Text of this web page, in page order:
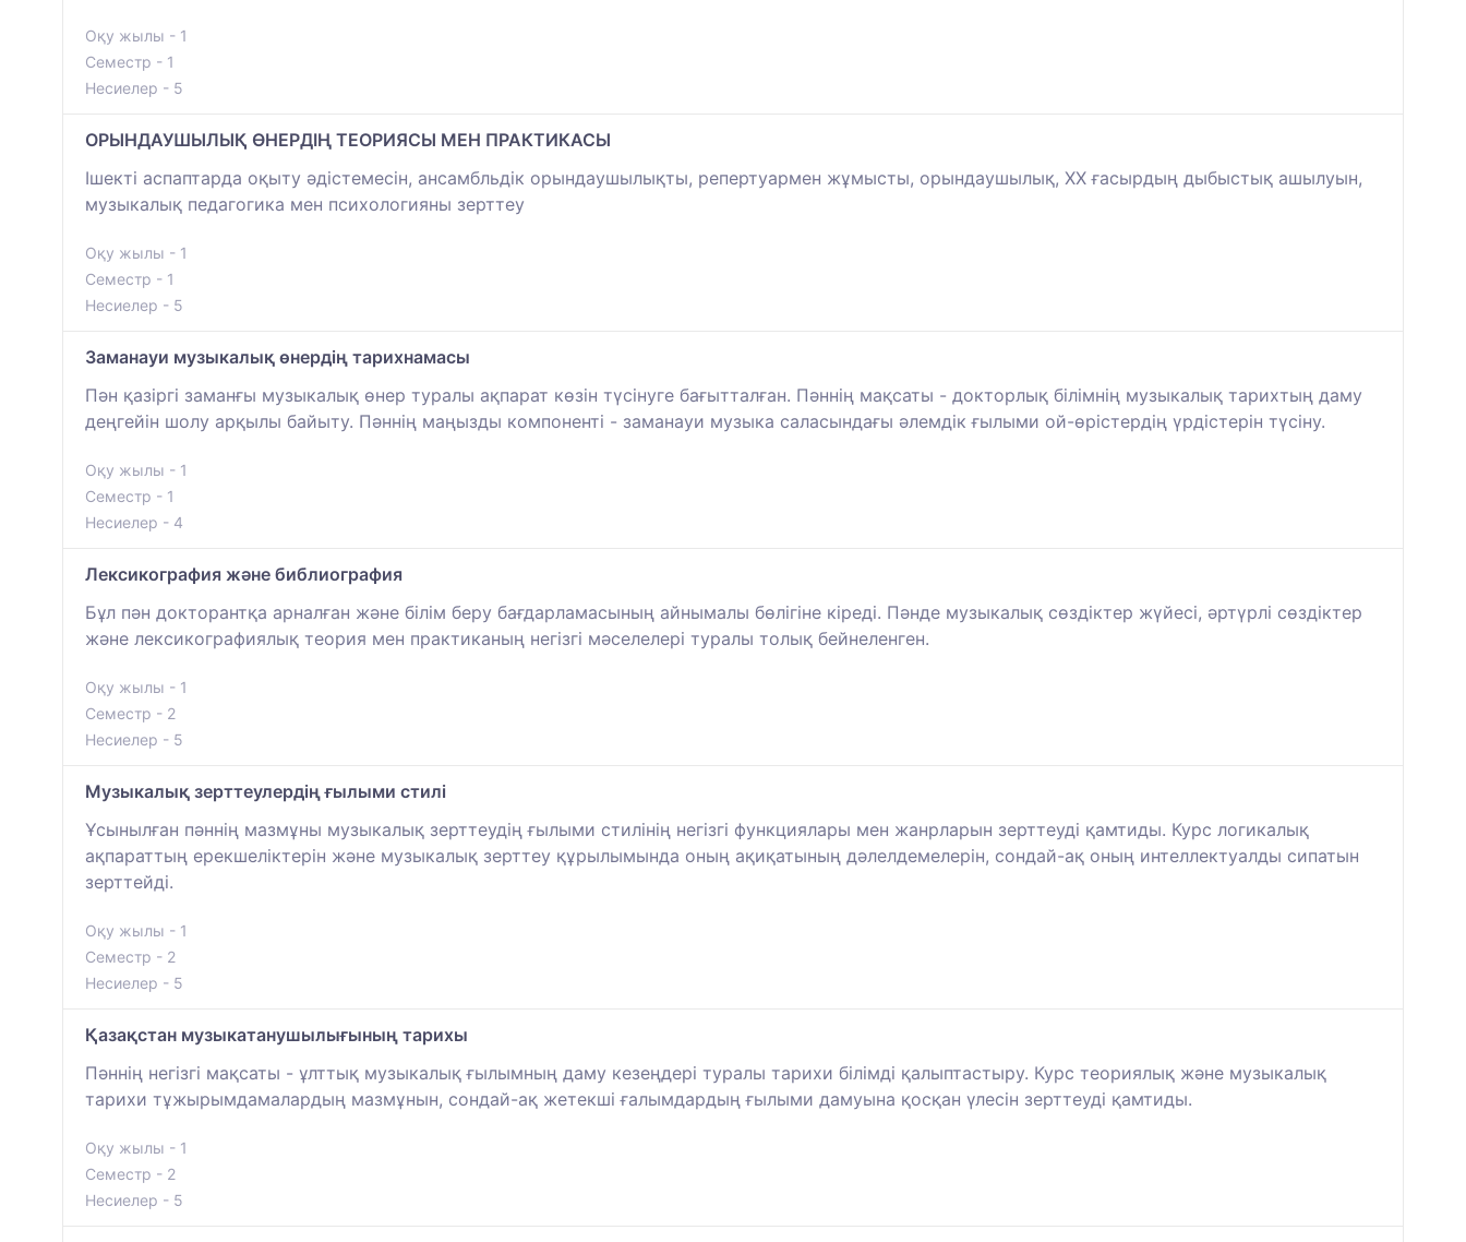
Оқу жылы - 1
Семестр - 1
Несиелер - 5
ОРЫНДАУШЫЛЫҚ ӨНЕРДІҢ ТЕОРИЯСЫ МЕН ПРАКТИКАСЫ
Ішекті аспаптарда оқыту әдістемесін, ансамбльдік орындаушылықты, репертуармен жұмысты, орындаушылық, XX ғасырдың дыбыстық ашылуын,
музыкалық педагогика мен психологияны зерттеу
Оқу жылы - 1
Семестр - 1
Несиелер - 5
Заманауи музыкалық өнердің тарихнамасы
Пән қазіргі заманғы музыкалық өнер туралы ақпарат көзін түсінуге бағытталған. Пәннің мақсаты - докторлық білімнің музыкалық тарихтың даму
деңгейін шолу арқылы байыту. Пәннің маңызды компоненті - заманауи музыка саласындағы әлемдік ғылыми ой-өрістердің үрдістерін түсіну.
Оқу жылы - 1
Семестр - 1
Несиелер - 4
Лексикография және библиография
Бұл пән докторантқа арналған және білім беру бағдарламасының айнымалы бөлігіне кіреді. Пәнде музыкалық сөздіктер жүйесі, әртүрлі сөздіктер
және лексикографиялық теория мен практиканың негізгі мәселелері туралы толық бейнеленген.
Оқу жылы - 1
Семестр - 2
Несиелер - 5
Музыкалық зерттеулердің ғылыми стилі
Ұсынылған пәннің мазмұны музыкалық зерттеудің ғылыми стилінің негізгі функциялары мен жанрларын зерттеуді қамтиды. Курс логикалық
ақпараттың ерекшеліктерін және музыкалық зерттеу құрылымында оның ақиқатының дәлелдемелерін, сондай-ақ оның интеллектуалды сипатын
зерттейді.
Оқу жылы - 1
Семестр - 2
Несиелер - 5
Қазақстан музыкатанушылығының тарихы
Пәннің негізгі мақсаты - ұлттық музыкалық ғылымның даму кезеңдері туралы тарихи білімді қалыптастыру. Курс теориялық және музыкалық
тарихи тұжырымдамалардың мазмұнын, сондай-ақ жетекші ғалымдардың ғылыми дамуына қосқан үлесін зерттеуді қамтиды.
Оқу жылы - 1
Семестр - 2
Несиелер - 5